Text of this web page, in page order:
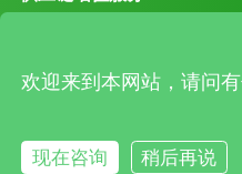
友情链接
欢迎来到本网站，请问
现在咨询
稍后再说